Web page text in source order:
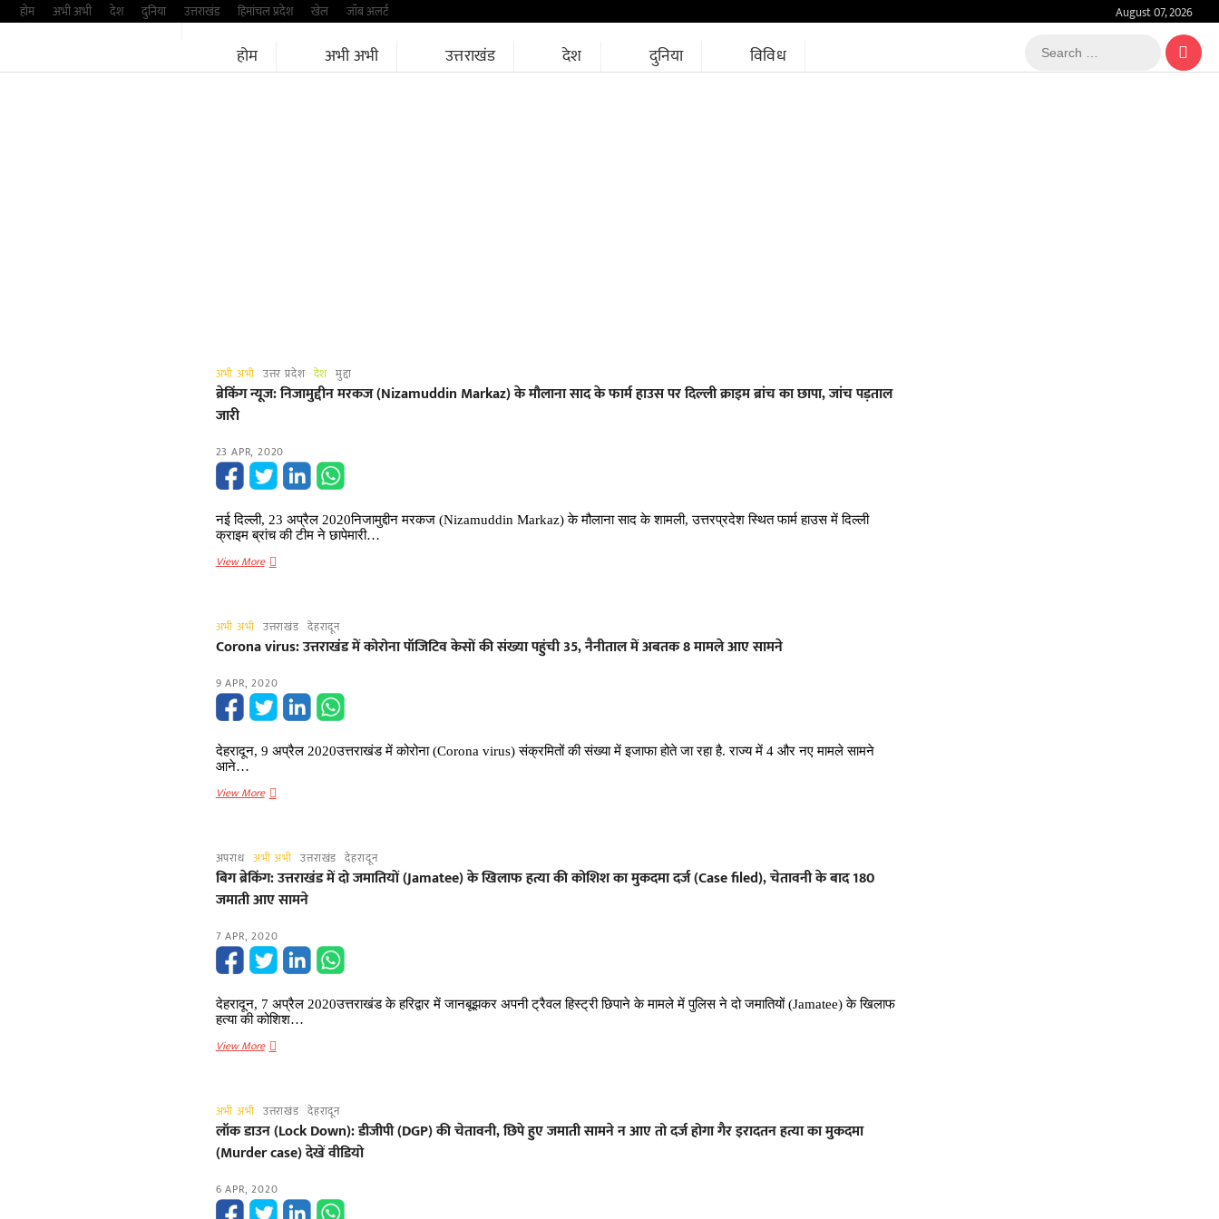
Skipहोम अभी अभी देश दुनिया उत्तराखंड हिमांचल प्रदेश खेल जॉब अलर्ट August 07, 2026
होम अभी अभी उत्तराखंड देश दुनिया विविध
Search
…
अभी अभी उत्तर प्रदेश देश मुद्दा
ब्रेकिंग न्यूज: निजामुद्दीन मरकज (Nizamuddin Markaz) के मौलाना साद के फार्म हाउस पर दिल्‍ली क्राइम ब्रांच का छापा, जांच पड़ताल
जारी
23 APR, 2020
नई दिल्ली, 23 अप्रैल 2020निजामुद्दीन मरकज (Nizamuddin Markaz) के मौलाना साद के शामली, उत्तरप्रदेश स्थित फार्म हाउस में दिल्ली
क्राइम ब्रांच की टीम ने छापेमारी…
View Moreब्रेकिंग
(Nizamuddin
Markaz)
मौलाना
साद
के
फार्म
हाउस
दिल्‍ली
का
छापा,
जांच
पड़ताल
अभी अभी उत्तराखंड देहरादून
Corona virus: उत्तराखंड में कोरोना पॉजिटिव केसों की संख्या पहुंची 35, नैनीताल में अबतक 8 मामले आए सामने
9 APR, 2020
देहरादून, 9 अप्रैल 2020उत्तराखंड में कोरोना (Corona virus) संक्रमितों की संख्या में इजाफा होते जा रहा है. राज्य में 4 और नए मामले सामने
आने…
View MoreCorona
कोरोना
पॉजिटिव
केसों
संख्या
पहुंची
35,
नैनीताल
में
अबतक
8
अपराध अभी अभी उत्तराखंड देहरादून
बिग ब्रेकिंग: उत्तराखंड में दो जमातियों (Jamatee) के खिलाफ हत्या की कोशिश का मुकदमा दर्ज (Case filed), चेतावनी के बाद 180
जमाती आए सामने
7 APR, 2020
देहरादून, 7 अप्रैल 2020उत्तराखंड के हरिद्वार में जानबूझकर अपनी ट्रैवल हिस्ट्री छिपाने के मामले में पुलिस ने दो जमातियों (Jamatee) के खिलाफ
हत्या की कोशिश…
View Moreबिग
दो
जमातियों
(Jamatee)
खिलाफ
हत्या
अभी अभी उत्तराखंड देहरादून
लॉक डाउन (Lock Down): डीजीपी (DGP) की चेतावनी, छिपे हुए जमाती सामने न आए तो दर्ज होगा गैर इरादतन हत्या का मुकदमा
(Murder case) देखें वीडियो
6 APR, 2020